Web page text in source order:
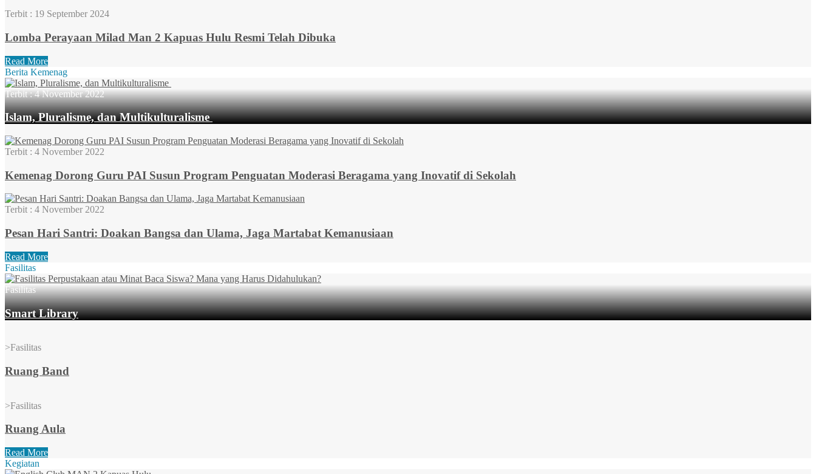
Terbit : 19 September 2024
Lomba Perayaan Milad Man 2 Kapuas Hulu Resmi Telah Dibuka
Read More
Berita Kemenag
Terbit :4 November 2022
Islam, Pluralisme, dan Multikulturalisme
Terbit : 4 November 2022
Kemenag Dorong Guru PAI Susun Program Penguatan Moderasi Beragama yang Inovatif di Sekolah
Terbit : 4 November 2022
Pesan Hari Santri: Doakan Bangsa dan Ulama, Jaga Martabat Kemanusiaan
Read More
Fasilitas
Fasilitas
Smart Library
>Fasilitas
Ruang Band
>Fasilitas
Ruang Aula
Read More
Kegiatan